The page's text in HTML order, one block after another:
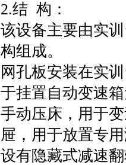
2.结 构：
该设备主要由实
构组成。
网孔板安装在实
于挂置自动变速
手动压床，用于
屉，用于放置专
设有隐藏式减速